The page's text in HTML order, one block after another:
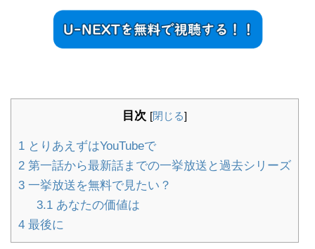
目次 [閉じる]
1 とりあえずはYouTubeで
2 第一話から最新話までの一挙放送と過去シリーズ
3 一挙放送を無料で見たい？
3.1あなたの価値は
4 最後に